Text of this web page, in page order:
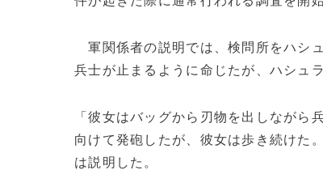
軍関係者の説明では、検問所をハシ
兵士が止まるように命じたが、ハシュ
「彼女はバッグから刃物を出しなが
向けて発砲したが、彼女は歩き続けた
は説明した。